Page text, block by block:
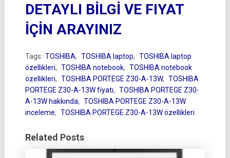
DETAYLI BİLGİ VE FIYAT
İÇİN ARAYINIZ
Tags: TOSHIBA, TOSHIBA laptop, TOSHIBA laptop
özellikleri, TOSHIBA notebook, TOSHIBA notebook
özellikleri, TOSHIBA PORTEGE Z30-A-13W, TOSHIBA
PORTEGE Z30-A-13W fiyatı, TOSHIBA PORTEGE Z30-
A-13W hakkında, TOSHIBA PORTEGE Z30-A-13W
inceleme, TOSHIBA PORTEGE Z30-A-13W özellikleri
Related Posts